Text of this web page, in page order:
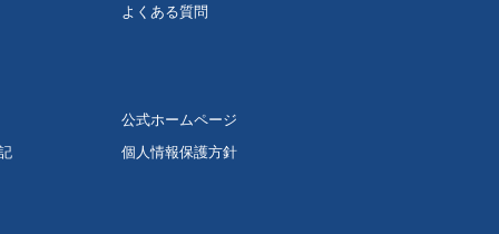
よくある質問
公式ホームページ
個人情報保護方針